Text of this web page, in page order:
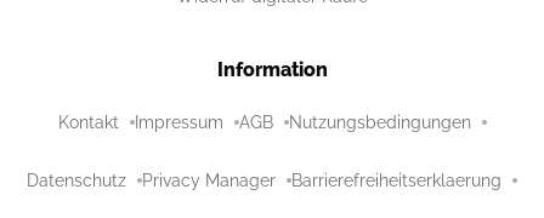
Information
Kontakt Impressum AGB Nutzungsbedingungen
Datenschutz Privacy Manager Barrierefreiheitserklaerung